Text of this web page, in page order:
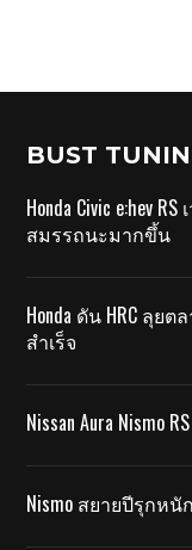
BUST
Honda Civic e:hev
สมรรถนะมากขึ้น
Honda ดัน HRC ลุ
สำเร็จ
Nissan Aura Nismo
Nismo สยายปีรุกห